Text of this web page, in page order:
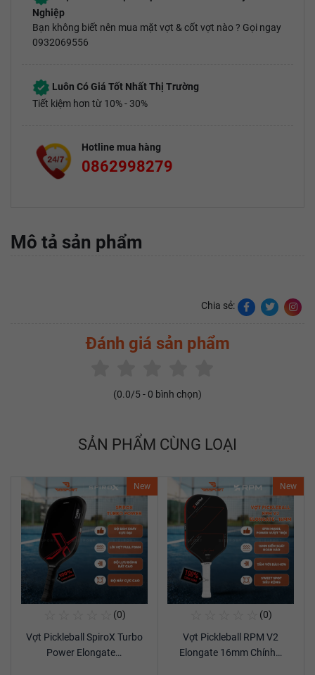
Nghiệp
Bạn không biết nên mua mặt vợt & cốt vợt nào ? Gọi ngay
0932069556
Luôn Có Giá Tốt Nhất Thị Trường
Tiết kiệm hơn từ 10% - 30%
Hotline mua hàng
0862998279
Mô tả sản phẩm
Chia sẻ:
Đánh giá sản phẩm
(0.0/5 - 0 bình chọn)
SẢN PHẨM CÙNG LOẠI
New
Xem chi tiết
(0)
Vợt Pickleball SpiroX Turbo
Power Elongate…
New
(0)
Vợt Pickleball RPM V2
Elongate 16mm Chính…